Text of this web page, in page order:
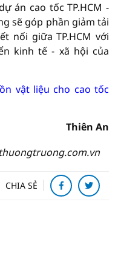
án cao tốc TP.HCM -
sẽ góp phần giảm tải
nối giữa TP.HCM với
kinh tế - xã hội của
vật liệu cho cao tốc
Thiên An
CHIA SẺ